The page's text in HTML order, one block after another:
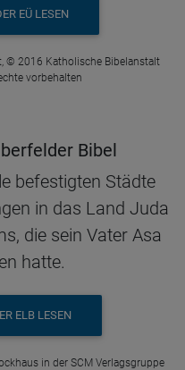
EÜ LESEN
© 2016 Katholische Bibelanstalt
vorbehalten
Bibel
befestigten Städte
in das Land Juda
die sein Vater Asa
hatte.
ELB LESEN
in der SCM Verlagsgruppe